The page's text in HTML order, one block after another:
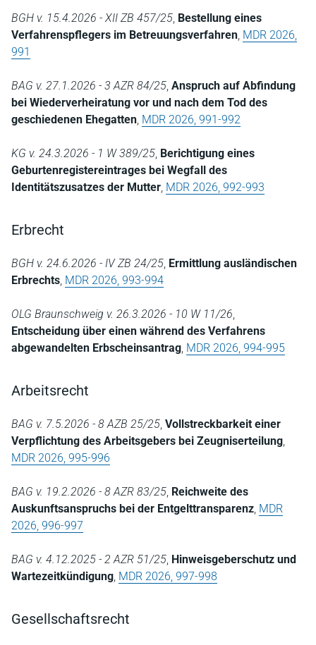
BGH v. 15.4.2026 - XII ZB 457/25, Bestellung eines
Verfahrenspflegers im Betreuungsverfahren, MDR 2026,
991
BAG v. 27.1.2026 - 3 AZR 84/25, Anspruch auf Abfindung
bei Wiederverheiratung vor und nach dem Tod des
geschiedenen Ehegatten, MDR 2026, 991-992
KG v. 24.3.2026 - 1 W 389/25, Berichtigung eines
Geburtenregistereintrages bei Wegfall des
Identitätszusatzes der Mutter, MDR 2026, 992-993
Erbrecht
BGH v. 24.6.2026 - IV ZB 24/25, Ermittlung ausländischen
Erbrechts, MDR 2026, 993-994
OLG Braunschweig v. 26.3.2026 - 10 W 11/26,
Entscheidung über einen während des Verfahrens
abgewandelten Erbscheinsantrag, MDR 2026, 994-995
Arbeitsrecht
BAG v. 7.5.2026 - 8 AZB 25/25, Vollstreckbarkeit einer
Verpflichtung des Arbeitsgebers bei Zeugniserteilung,
MDR 2026, 995-996
BAG v. 19.2.2026 - 8 AZR 83/25, Reichweite des
Auskunftsanspruchs bei der Entgelttransparenz, MDR
2026, 996-997
BAG v. 4.12.2025 - 2 AZR 51/25, Hinweisgeberschutz und
Wartezeitkündigung, MDR 2026, 997-998
Gesellschaftsrecht